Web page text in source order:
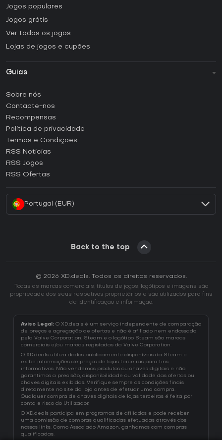
Jogos populares
Jogos grátis
Ver todos os jogos
Lojas de jogos e cupões
Guias
Como ativar uma CD Key Steam?
Como ativar uma CD Key Epic Games?
Como ativar uma CD Key GOG?
Como ativar uma CD Key Ubisoft Connect?
Como ativar uma CD Key EA App?
Sobre nós
Contacte-nos
Recompensas
Política de privacidade
Termos e Condições
RSS Noticias
RSS Jogos
RSS Ofertas
Portugal (EUR)
Back to the top
© 2026 XD.deals. Todos os direitos reservados.
Todas as marcas comerciais, títulos de jogos, logótipos e imagens são
propriedade dos seus respetivos proprietários e são utilizados para fins
de identificação e informação.
Aviso Legal: O XD.deals é um serviço independente de comparação
de preços e agregação de ofertas e não é afiliado nem endossado
pela Valve Corporation. Steam e o logótipo Steam são marcas
comerciais e/ou marcas registadas da Valve Corporation.
O XD.deals utiliza dados publicamente disponíveis da Steam e
exibe informações de preços de lojas terceiras para fins
informativos. Não vendemos produtos ou chaves digitais e não
garantimos a precisão, disponibilidade ou validade das ofertas ou
chaves digitais exibidas. Verifique sempre as condições finais
diretamente no site da loja antes de efetuar uma compra.
Qualquer compra de chaves digitais de lojas terceiras é feita por
conta e risco do Utilizador.
O XD.deals participa em programas de afiliados e pode receber
uma comissão de compras qualificadas efetuadas através dos
nossos links. Como Associado Amazon, ganhamos com compras
qualificadas.